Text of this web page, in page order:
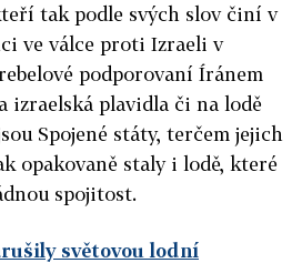
tak podle svých slov činí v
ve válce proti Izraeli v
podporovaní Íránem
izraelská plavidla či na lodě
Spojené státy, terčem jejich
opakovaně staly i lodě, které
spojitost.
světovou lodní